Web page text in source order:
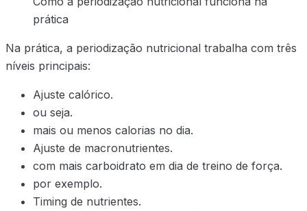
prática
Na prática, a periodização nutricional trabalha com três
níveis principais:
Ajuste calórico.
ou seja.
mais ou menos calorias no dia.
Ajuste de macronutrientes.
com mais carboidrato em dia de treino de força.
por exemplo.
Timing de nutrientes.